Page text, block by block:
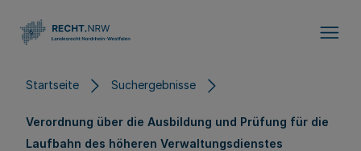
Startseite Suchergebnisse
Verordnung über die Ausbildung und Prüfung für die
Laufbahn des höheren Verwaltungsdienstes